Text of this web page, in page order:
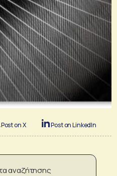
Post on X Post on LinkedIn
αναζήτησης